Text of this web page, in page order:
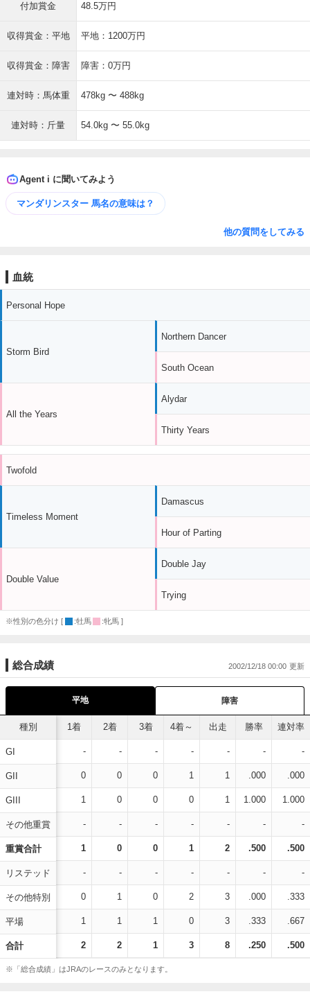
付加賞金 48.5万円
収得賞金：平地 平地：1200万円
収得賞金：障害 障害：0万円
連対時：馬体重 478kg 〜 488kg
連対時：斤量 54.0kg 〜 55.0kg
Agent i に聞いてみよう
マンダリンスター 馬名の意味は？
他の質問をしてみる
血統
Personal Hope
Storm Bird
All the Years
Northern Dancer
South Ocean
Alydar
Thirty Years
Twofold
Timeless Moment
Double Value
Damascus
Hour of Parting
Double Jay
Trying
※性別の色分け [ :牡馬 :牝馬 ]
総合成績 2002/12/18 00:00
平地 障害
種別
GI
GII
GIII
その他重賞
重賞合計
リステッド
その他特別
平場
合計
1着 2着 3着 4着～ 出走 勝率 連対率
- - - - - - -
0 0 0 1 1 .000 .000
1 0 0 0 1 1.000 1.000
- - - - - - -
1 0 0 1 2 .500 .500
- - - - - - -
0 1 0 2 3 .000 .333
1 1 1 0 3 .333 .667
2 2 1 3 8 .250 .500
※「総合成績」はJRAのレースのみとなります。